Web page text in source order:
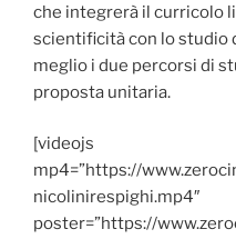
che integrerà il curricolo
scientificità con lo studio
meglio i due percorsi di
proposta unitaria.
[videojs
mp4=”https://
nicolinirespighi.mp4″
poster=”https://